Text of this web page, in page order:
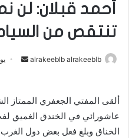
أحمد قبلان: لن
تنتقص من
alrakeeblb alrakeeblb
ل
ب
ر
ألقى المفتي الجعفري الممتاز
عاشورائي في الخندق الغميق
الخناق وبلغ فعل بعض دول